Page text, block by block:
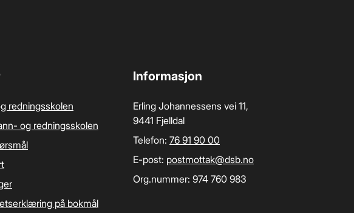
redningsskolen
og redningsskolen
på bokmål
Informasjon
Erling Johannessens vei 11,
9441 Fjelldal
Telefon: 76 91 90 00
E-post: postmottak­@dsb.no
Org.nummer: 974 760 983